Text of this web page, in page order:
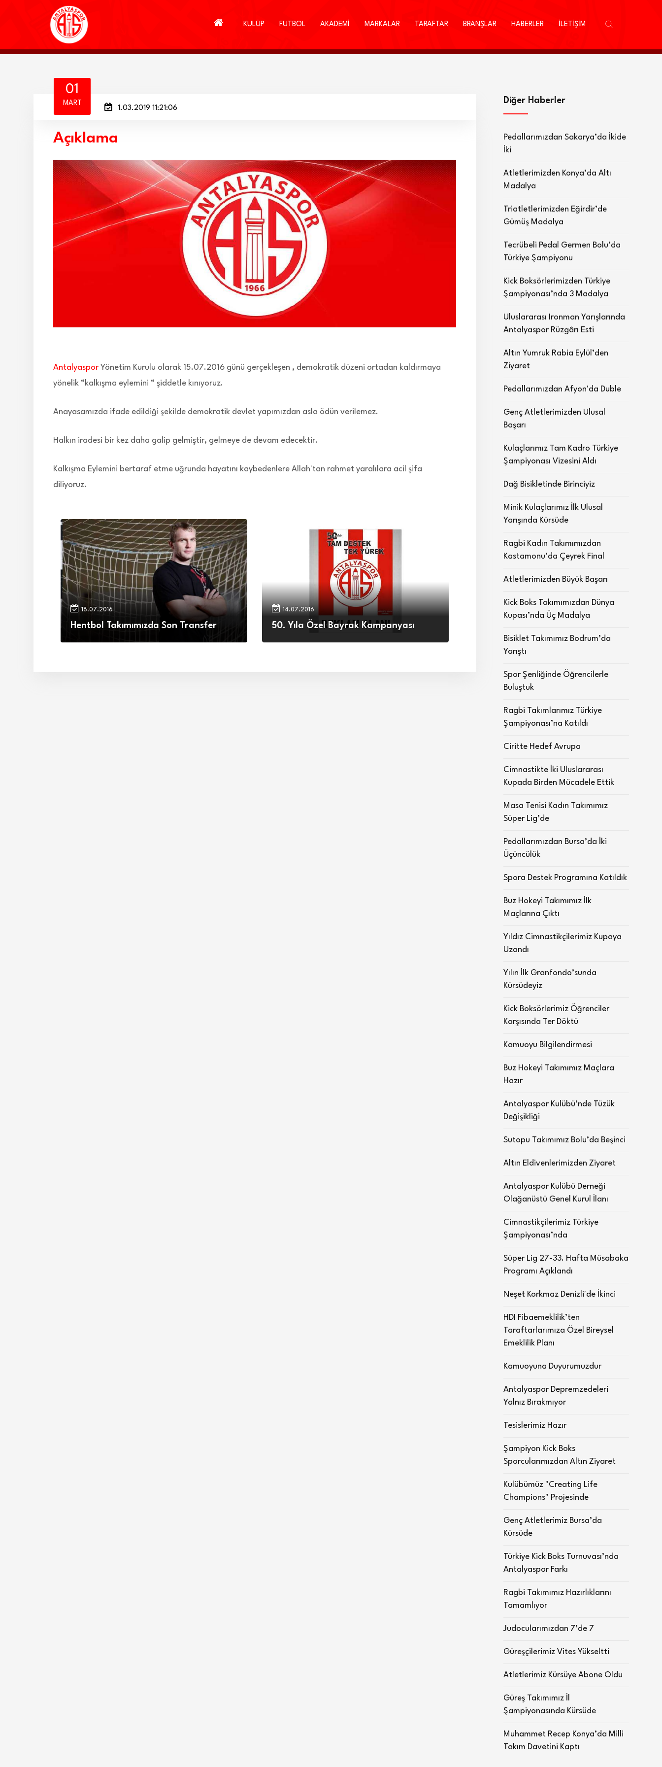
KULÜP FUTBOL AKADEMİ MARKALAR TARAFTAR BRANŞLAR HABERLER İLETİŞİM
01
MART
1.03.2019 11:21:06
Açıklama
Antalyaspor Yönetim Kurulu olarak 15.07.2016 günü gerçekleşen , demokratik düzeni ortadan kaldırmaya
yönelik “kalkışma eylemini “ şiddetle kınıyoruz.
Anayasamızda ifade edildiği şekilde demokratik devlet yapımızdan asla ödün verilemez.
Halkın iradesi bir kez daha galip gelmiştir, gelmeye de devam edecektir.
Kalkışma Eylemini bertaraf etme uğrunda hayatını kaybedenlere Allah'tan rahmet yaralılara acil şifa
diliyoruz.
18.07.2016
Hentbol Takımımızda Son Transfer
14.07.2016
50. Yıla Özel Bayrak Kampanyası
Diğer Haberler
Pedallarımızdan Sakarya’da İkide
İki
Atletlerimizden Konya’da Altı
Madalya
Triatletlerimizden Eğirdir’de
Gümüş Madalya
Tecrübeli Pedal Germen Bolu’da
Türkiye Şampiyonu
Kick Boksörlerimizden Türkiye
Şampiyonası’nda 3 Madalya
Uluslararası Ironman Yarışlarında
Antalyaspor Rüzgârı Esti
Altın Yumruk Rabia Eylül’den
Ziyaret
Pedallarımızdan Afyon'da Duble
Genç Atletlerimizden Ulusal
Başarı
Kulaçlarımız Tam Kadro Türkiye
Şampiyonası Vizesini Aldı
Dağ Bisikletinde Birinciyiz
Minik Kulaçlarımız İlk Ulusal
Yarışında Kürsüde
Ragbi Kadın Takımımızdan
Kastamonu’da Çeyrek Final
Atletlerimizden Büyük Başarı
Kick Boks Takımımızdan Dünya
Kupası’nda Üç Madalya
Bisiklet Takımımız Bodrum’da
Yarıştı
Spor Şenliğinde Öğrencilerle
Buluştuk
Ragbi Takımlarımız Türkiye
Şampiyonası’na Katıldı
Ciritte Hedef Avrupa
Cimnastikte İki Uluslararası
Kupada Birden Mücadele Ettik
Masa Tenisi Kadın Takımımız
Süper Lig’de
Pedallarımızdan Bursa’da İki
Üçüncülük
Spora Destek Programına Katıldık
Buz Hokeyi Takımımız İlk
Maçlarına Çıktı
Yıldız Cimnastikçilerimiz Kupaya
Uzandı
Yılın İlk Granfondo’sunda
Kürsüdeyiz
Kick Boksörlerimiz Öğrenciler
Karşısında Ter Döktü
Kamuoyu Bilgilendirmesi
Buz Hokeyi Takımımız Maçlara
Hazır
Antalyaspor Kulübü’nde Tüzük
Değişikliği
Sutopu Takımımız Bolu’da Beşinci
Altın Eldivenlerimizden Ziyaret
Antalyaspor Kulübü Derneği
Olağanüstü Genel Kurul İlanı
Cimnastikçilerimiz Türkiye
Şampiyonası’nda
Süper Lig 27-33. Hafta Müsabaka
Programı Açıklandı
Neşet Korkmaz Denizli'de İkinci
HDI Fibaemeklilik’ten
Taraftarlarımıza Özel Bireysel
Emeklilik Planı
Kamuoyuna Duyurumuzdur
Antalyaspor Depremzedeleri
Yalnız Bırakmıyor
Tesislerimiz Hazır
Şampiyon Kick Boks
Sporcularımızdan Altın Ziyaret
Kulübümüz "Creating Life
Champions" Projesinde
Genç Atletlerimiz Bursa’da
Kürsüde
Türkiye Kick Boks Turnuvası’nda
Antalyaspor Farkı
Ragbi Takımımız Hazırlıklarını
Tamamlıyor
Judocularımızdan 7’de 7
Güreşçilerimiz Vites Yükseltti
Atletlerimiz Kürsüye Abone Oldu
Güreş Takımımız İl
Şampiyonasında Kürsüde
Muhammet Recep Konya’da Milli
Takım Davetini Kaptı